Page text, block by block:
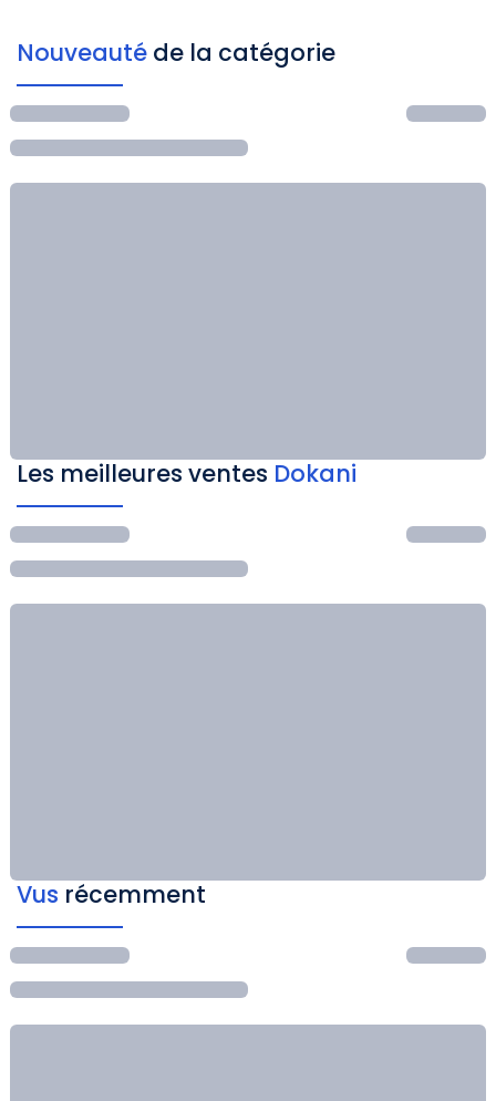
Nouveauté de la catégorie
Les meilleures ventes Dokani
Vus récemment